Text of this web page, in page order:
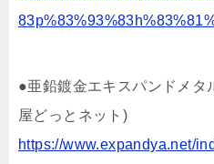
●亜鉛鍍金エキスパンドメ
屋どっとネット)
https://www.expandya.net/